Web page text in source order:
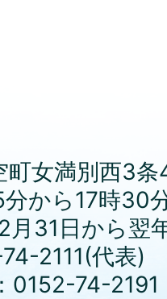
女満別西3条
から17時30
月31日から
2111(代表)
0152-74-2191